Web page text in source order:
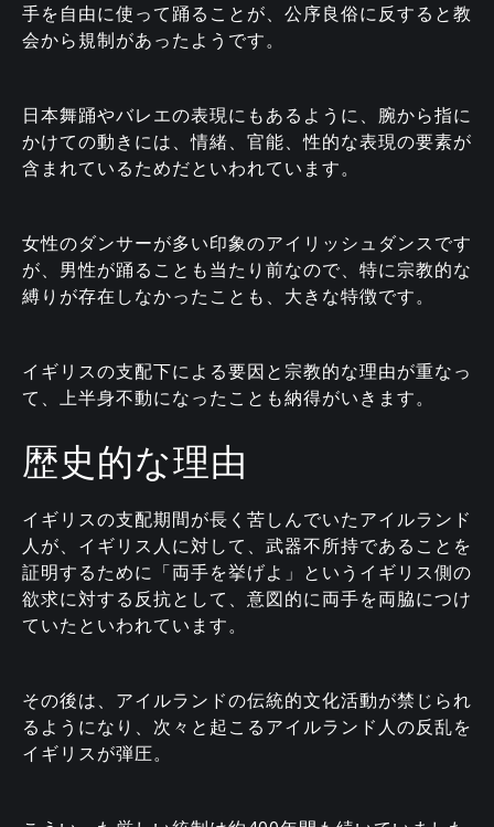
手を自由に使って踊ることが、公序良俗に反すると教
会から規制があったようです。
日本舞踊やバレエの表現にもあるように、腕から指に
かけての動きには、情緒、官能、性的な表現の要素が
含まれているためだといわれています。
女性のダンサーが多い印象のアイリッシュダンスです
が、男性が踊ることも当たり前なので、特に宗教的な
縛りが存在しなかったことも、大きな特徴です。
イギリスの支配下による要因と宗教的な理由が重なっ
て、上半身不動になったことも納得がいきます。
歴史的な理由
イギリスの支配期間が長く苦しんでいたアイルランド
人が、イギリス人に対して、武器不所持であることを
証明するために「両手を挙げよ」というイギリス側の
欲求に対する反抗として、意図的に両手を両脇につけ
ていたといわれています。
その後は、アイルランドの伝統的文化活動が禁じられ
るようになり、次々と起こるアイルランド人の反乱を
イギリスが弾圧。